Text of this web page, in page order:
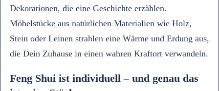
Dekorationen, die eine Geschichte erzählen.
Möbelstücke aus natürlichen Materialien wie Holz,
Stein oder Leinen strahlen eine Wärme und Erdung aus,
die Dein Zuhause in einen wahren Kraftort verwandeln.
Feng Shui ist individuell – und genau das